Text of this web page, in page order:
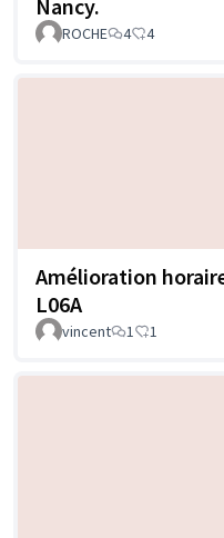
Nancy.
ROCHE 4 4
Amélioration
L06A
vincent 1 1